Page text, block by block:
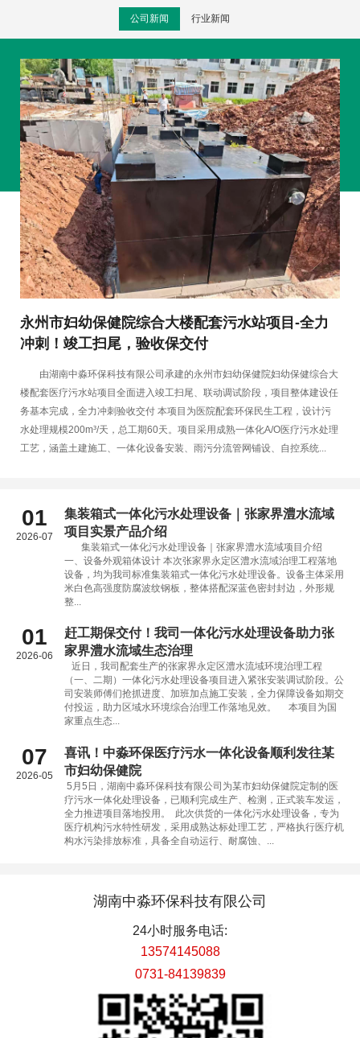
公司新闻 行业新闻
永州市妇幼保健院综合大楼配套污水站项目-全力
冲刺！竣工扫尾，验收保交付
由湖南中淼环保科技有限公司承建的永州市妇幼保健院妇幼保健综合大
楼配套医疗污水站项目全面进入竣工扫尾、联动调试阶段，项目整体建设任
务基本完成，全力冲刺验收交付 本项目为医院配套环保民生工程，设计污
水处理规模200m³/天，总工期60天。项目采用成熟一体化A/O医疗污水处理
工艺，涵盖土建施工、一体化设备安装、雨污分流管网铺设、自控系统...
01
2026-07
集装箱式一体化污水处理设备｜张家界澧水流域
项目实景产品介绍
集装箱式一体化污水处理设备｜张家界澧水流域项目介绍
一、设备外观箱体设计 本次张家界永定区澧水流域治理工程落地
设备，均为我司标准集装箱式一体化污水处理设备。设备主体采用
米白色高强度防腐波纹钢板，整体搭配深蓝色密封封边，外形规
整...
01
2026-06
赶工期保交付！我司一体化污水处理设备助力张
家界澧水流域生态治理
近日，我司配套生产的张家界永定区澧水流域环境治理工程
（一、二期）一体化污水处理设备项目进入紧张安装调试阶段。公
司安装师傅们抢抓进度、加班加点施工安装，全力保障设备如期交
付投运，助力区域水环境综合治理工作落地见效。 本项目为国
家重点生态...
07
2026-05
喜讯！中淼环保医疗污水一体化设备顺利发往某
市妇幼保健院
5月5日，湖南中淼环保科技有限公司为某市妇幼保健院定制的医
疗污水一体化处理设备，已顺利完成生产、检测，正式装车发运，
全力推进项目落地投用。 此次供货的一体化污水处理设备，专为
医疗机构污水特性研发，采用成熟达标处理工艺，严格执行医疗机
构水污染排放标准，具备全自动运行、耐腐蚀、...
湖南中淼环保科技有限公司
24小时服务电话:
13574145088
0731-84139839